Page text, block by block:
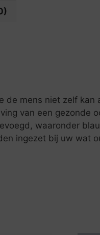
de mens niet zelf kan
van een gezonde
waaronder
ingezet bij uw wat